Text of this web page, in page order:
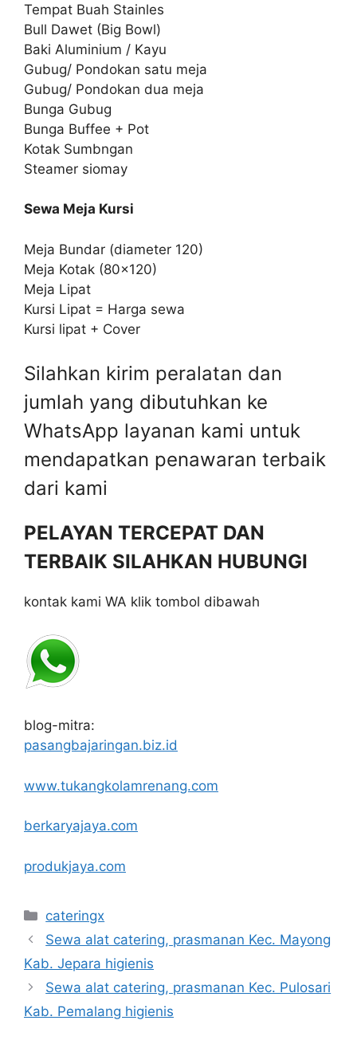
Tempat Buah Stainles
Bull Dawet (Big Bowl)
Baki Aluminium / Kayu
Gubug/ Pondokan satu meja
Gubug/ Pondokan dua meja
Bunga Gubug
Bunga Buffee + Pot
Kotak Sumbngan
Steamer siomay
Sewa Meja Kursi
Meja Bundar (diameter 120)
Meja Kotak (80×120)
Meja Lipat
Kursi Lipat = Harga sewa
Kursi lipat + Cover
Silahkan kirim peralatan dan
jumlah yang dibutuhkan ke
WhatsApp layanan kami untuk
mendapatkan penawaran terbaik
dari kami
PELAYAN TERCEPAT DAN
TERBAIK SILAHKAN HUBUNGI
kontak kami WA klik tombol dibawah
blog-mitra:
pasangbajaringan.biz.id
www.tukangkolamrenang.com
berkaryajaya.com
produkjaya.com
Categories
cateringx
Sewa alat catering, prasmanan Kec. Mayong
Kab. Jepara higienis
Sewa alat catering, prasmanan Kec. Pulosari
Kab. Pemalang higienis